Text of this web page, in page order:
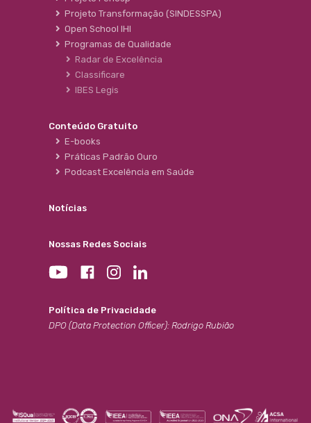
Projeto Transformação (SINDESSPA)
Open School IHI
Programas de Qualidade
Radar de Excelência
Classificare
IBES Legis
Conteúdo Gratuito
E-books
Práticas Padrão Ouro
Podcast Excelência em Saúde
Notícias
Nossas Redes Sociais
Política de Privacidade
DPO (Data Protection Officer): Rodrigo Rubião